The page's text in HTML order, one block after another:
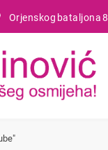
Orjenskog bataljona